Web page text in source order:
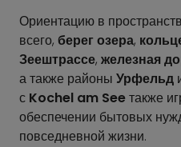
Ориентацию в
всего, берег озера,
Зеештрассе, железная
а также районы Урфельд
с Kochel am Seeтакже
обеспечении бытовых
повседневной жизни.